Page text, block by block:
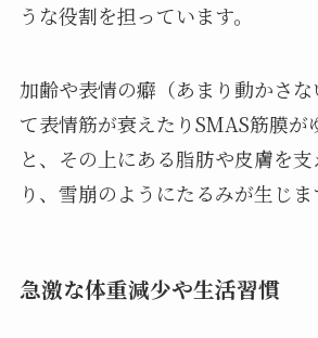
うな役割を担っています。
加齢や表情の癖（あまり動かさ
て表情筋が衰えたりSMAS筋膜が
と、その上にある脂肪や皮膚を
り、雪崩のようにたるみが生じま
急激な体重減少や生活習慣